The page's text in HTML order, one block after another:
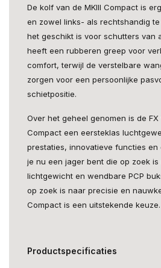
De kolf van de MKIII Compact is
en zowel links- als rechtshandig
het geschikt is voor schutters van
heeft een rubberen greep voor
comfort, terwijl de verstelbare
zorgen voor een persoonlijke
schietpositie.
Over het geheel genomen is de FX
Compact een eersteklas
prestaties, innovatieve functies
je nu een jager bent die op zoek is
lichtgewicht en wendbare PCP
op zoek is naar precisie en
Compact is een uitstekende keuze.
Productspecificaties